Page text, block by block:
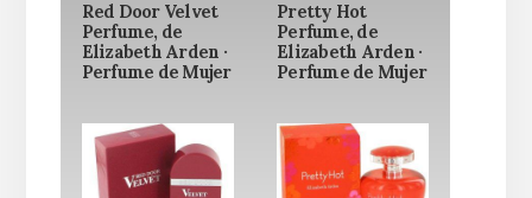
Red Door Velvet
Perfume, de
Elizabeth Arden ·
Perfume de Mujer
Pretty Hot
Perfume, de
Elizabeth Arden ·
Perfume de Mujer